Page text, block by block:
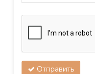
Отправить